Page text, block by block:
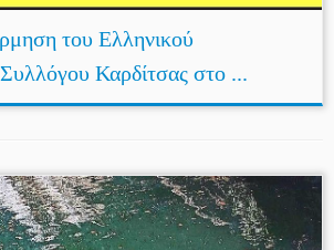
του Ελληνικού
Καρδίτσας στο ...